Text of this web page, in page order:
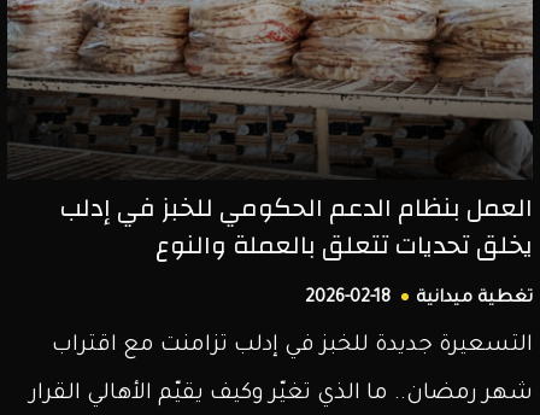
العمل بنظام الدعم الحكومي للخبز في إدلب
يخلق تحديات تتعلق بالعملة والنوع
تغطية ميدانية 2026-02-18
التسعيرة جديدة للخبز في إدلب تزامنت مع اقتراب
شهر رمضان.. ما الذي تغيّر وكيف يقيّم الأهالي القرار